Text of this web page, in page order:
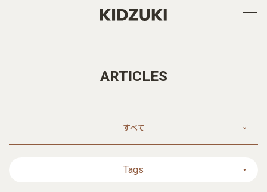
ARTICLES
すべて
Tags